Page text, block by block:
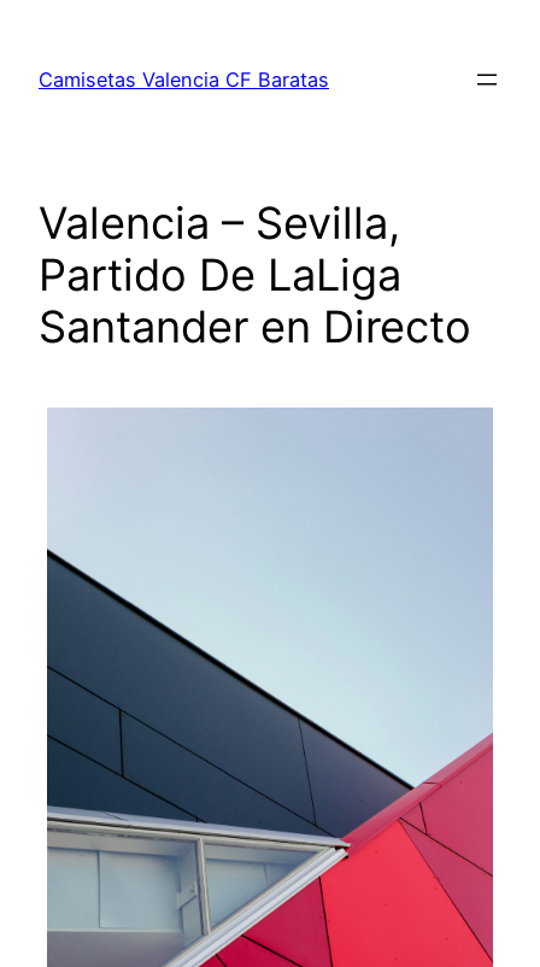
contenido
Camisetas Valencia CF Baratas
Valencia – Sevilla,
Partido De LaLiga
Santander en Directo